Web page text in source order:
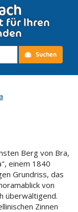
für Ihren
Suchen
Berg von Bra,
einem 1840
Grundriss, das
von
überwältigend.
Zinnen